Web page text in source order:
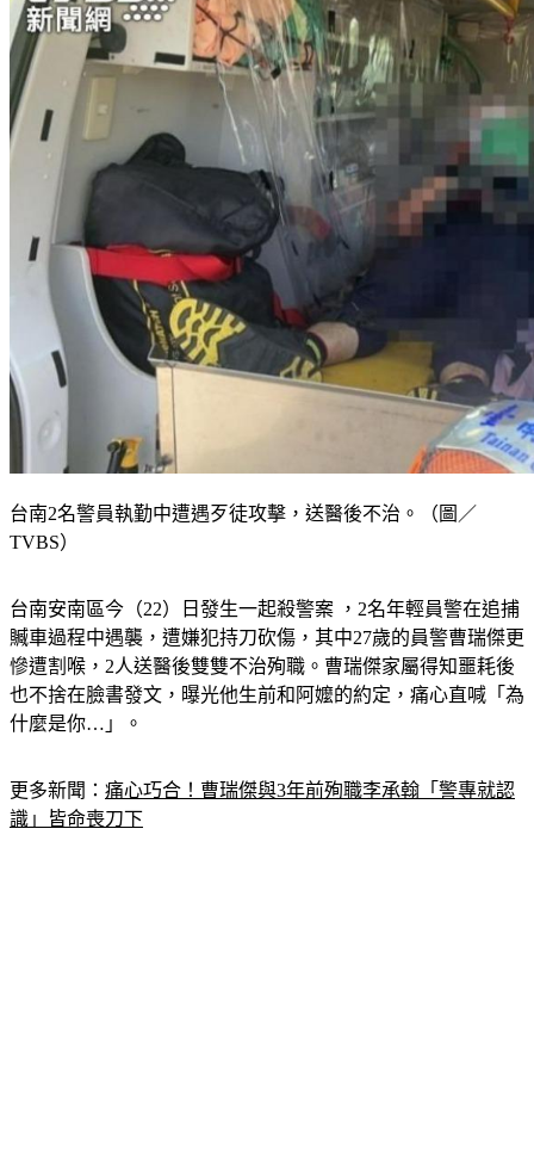
TVBS）
贓車過程中遇襲，遭嫌犯持刀砍傷，其中27歲的員警曹瑞傑更
慘遭割喉，2人送醫後雙雙不治殉職。曹瑞傑家屬得知噩耗後
也不捨在臉書發文，曝光他生前和阿嬤的約定，痛心直喊「為
什麼是你…」。
識」皆命喪刀下